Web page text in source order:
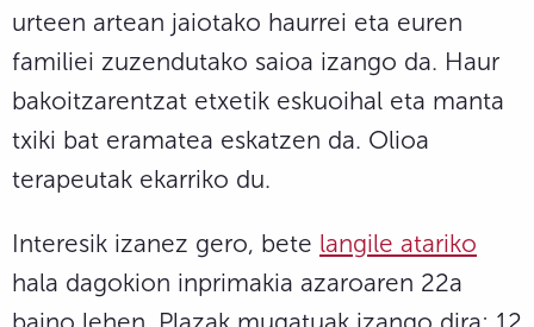
urteen artean jaiotako haurrei eta euren
familiei zuzendutako saioa izango da. Haur
bakoitzarentzat etxetik eskuoihal eta manta
txiki bat eramatea eskatzen da. Olioa
terapeutak ekarriko du.
Interesik izanez gero, bete langile atariko
hala dagokion inprimakia azaroaren 22a